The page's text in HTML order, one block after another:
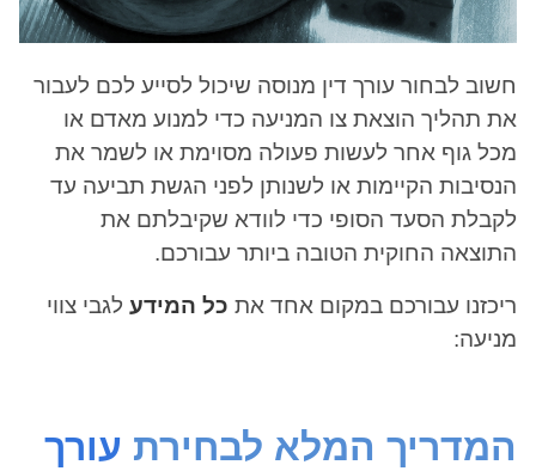
חשוב לבחור עורך דין מנוסה שיכול לסייע לכם לעבור
את תהליך הוצאת צו המניעה כדי למנוע מאדם או
מכל גוף אחר לעשות פעולה מסוימת או לשמר את
הנסיבות הקיימות או לשנותן לפני הגשת תביעה עד
לקבלת הסעד הסופי כדי לוודא שקיבלתם את
התוצאה החוקית הטובה ביותר עבורכם.
ריכזנו עבורכם במקום אחד את כל המידע לגבי צווי
מניעה:
המדריך המלא לבחירת עורך